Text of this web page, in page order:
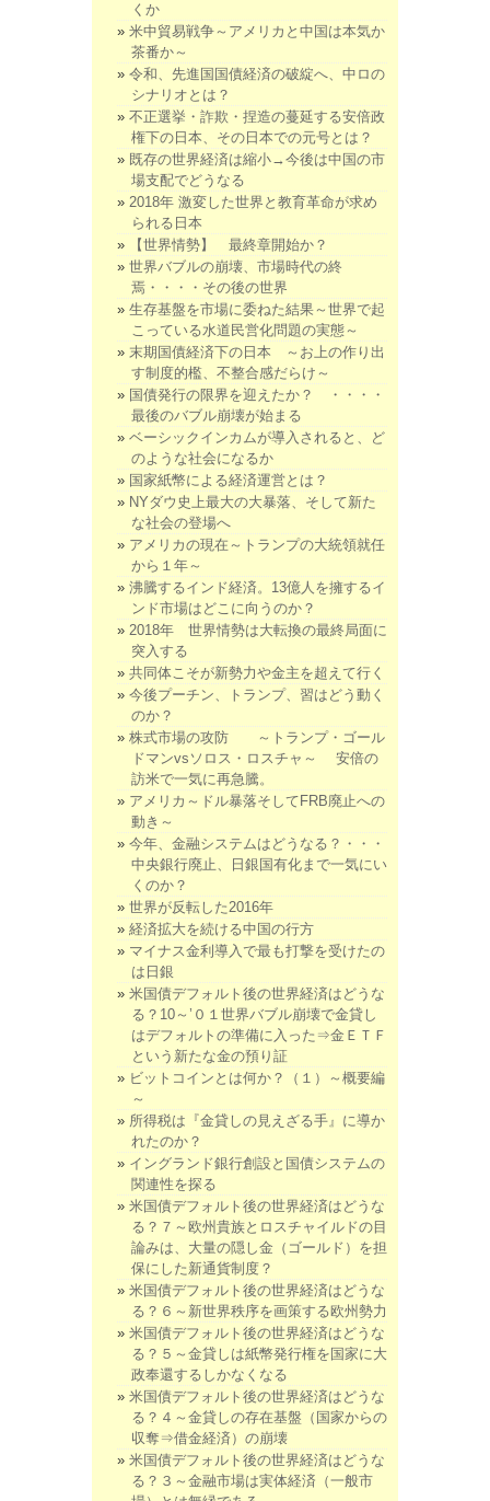
くか
米中貿易戦争～アメリカと中国は本気か
茶番か～
令和、先進国国債経済の破綻へ、中ロの
シナリオとは？
不正選挙・詐欺・捏造の蔓延する安倍政
権下の日本、その日本での元号とは？
既存の世界経済は縮小→今後は中国の市
場支配でどうなる
2018年 激変した世界と教育革命が求め
られる日本
【世界情勢】 最終章開始か？
世界バブルの崩壊、市場時代の終
焉・・・・その後の世界
生存基盤を市場に委ねた結果～世界で起
こっている水道民営化問題の実態～
末期国債経済下の日本 ～お上の作り出
す制度的檻、不整合感だらけ～
国債発行の限界を迎えたか？ ・・・・
最後のバブル崩壊が始まる
ベーシックインカムが導入されると、ど
のような社会になるか
国家紙幣による経済運営とは？
NYダウ史上最大の大暴落、そして新た
な社会の登場へ
アメリカの現在～トランプの大統領就任
から１年～
沸騰するインド経済。13億人を擁するイ
ンド市場はどこに向うのか？
2018年 世界情勢は大転換の最終局面に
突入する
共同体こそが新勢力や金主を超えて行く
今後プーチン、トランプ、習はどう動く
のか？
株式市場の攻防 ～トランプ・ゴール
ドマンvsソロス・ロスチャ～ 安倍の
訪米で一気に再急騰。
アメリカ～ドル暴落そしてFRB廃止への
動き～
今年、金融システムはどうなる？・・・
中央銀行廃止、日銀国有化まで一気にい
くのか？
世界が反転した2016年
経済拡大を続ける中国の行方
マイナス金利導入で最も打撃を受けたの
は日銀
米国債デフォルト後の世界経済はどうな
る？10～’０１世界バブル崩壊で金貸し
はデフォルトの準備に入った⇒金ＥＴＦ
という新たな金の預り証
ビットコインとは何か？（１）～概要編
～
所得税は『金貸しの見えざる手』に導か
れたのか？
イングランド銀行創設と国債システムの
関連性を探る
米国債デフォルト後の世界経済はどうな
る？７～欧州貴族とロスチャイルドの目
論みは、大量の隠し金（ゴールド）を担
保にした新通貨制度？
米国債デフォルト後の世界経済はどうな
る？６～新世界秩序を画策する欧州勢力
米国債デフォルト後の世界経済はどうな
る？５～金貸しは紙幣発行権を国家に大
政奉還するしかなくなる
米国債デフォルト後の世界経済はどうな
る？４～金貸しの存在基盤（国家からの
収奪⇒借金経済）の崩壊
米国債デフォルト後の世界経済はどうな
る？３～金融市場は実体経済（一般市